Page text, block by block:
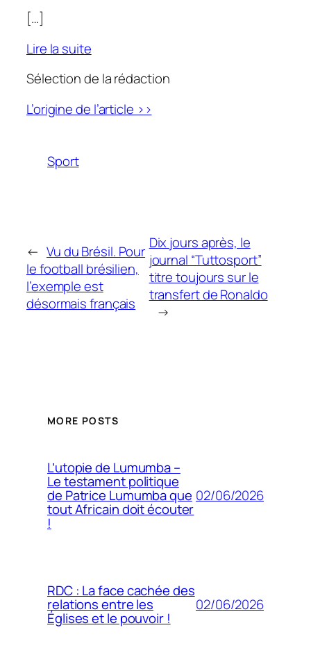
[…]
Lire la suite
Sélection de la rédaction
L’origine de l’article >>
Sport
← Vu du Brésil. Pour
le football brésilien,
l’exemple est
désormais français
Dix jours après, le
journal “Tuttosport”
titre toujours sur le
transfert de Ronaldo
→
MORE POSTS
L’utopie de Lumumba –
Le testament politique
de Patrice Lumumba que
tout Africain doit écouter
!
02/06/2026
RDC : La face cachée des
relations entre les
Églises et le pouvoir !
02/06/2026